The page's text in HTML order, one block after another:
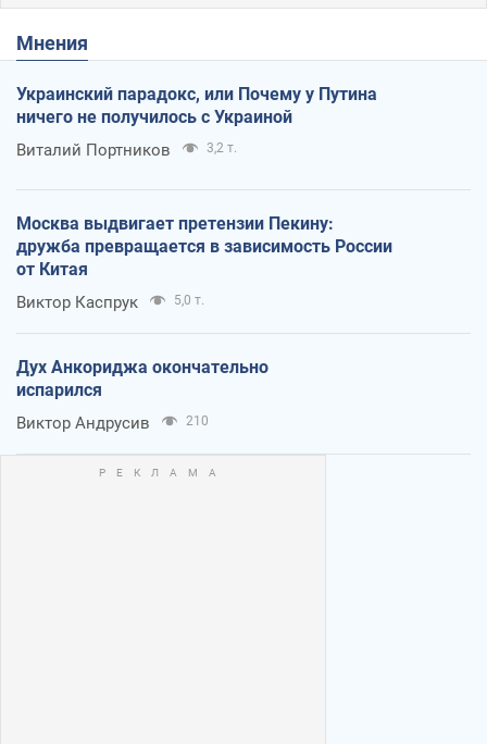
Мнения
Украинский парадокс, или Почему у Путина
ничего не получилось с Украиной
Виталий Портников 3,2 т.
Москва выдвигает претензии Пекину:
дружба превращается в зависимость России
от Китая
Виктор Каспрук 5,0 т.
Дух Анкориджа окончательно
испарился
Виктор Андрусив 210